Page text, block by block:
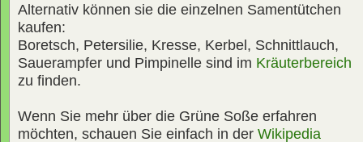
Alternativ können sie die einzelnen Samentütchen
kaufen:
Boretsch, Petersilie, Kresse, Kerbel, Schnittlauch,
Sauerampfer und Pimpinelle sind im Kräuterbereich
zu finden.
Wenn Sie mehr über die Grüne Soße erfahren
möchten, schauen Sie einfach in der Wikipedia